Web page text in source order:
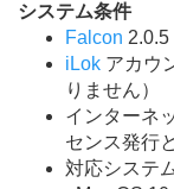
システム条件
Falcon 2.0.5
iLok アカウ
りません）
インターネ
センス発行
対応システ